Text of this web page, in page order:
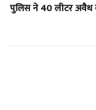
पुलिस ने 40 लीटर अवैध